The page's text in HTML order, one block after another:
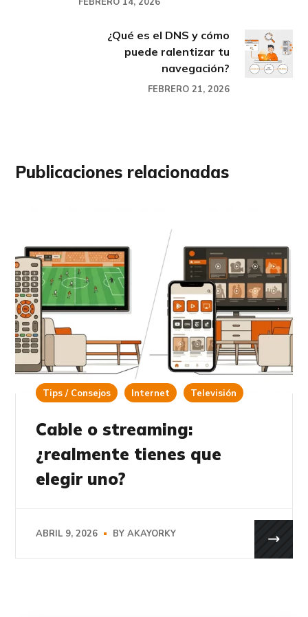
¿Qué es el DNS y cómo
puede ralentizar tu
navegación?
FEBRERO 21, 2026
Publicaciones relacionadas
Tips / Consejos Internet Televisión
Cable o streaming:
¿realmente tienes que
elegir uno?
ABRIL 9, 2026 BYAKAYORKY